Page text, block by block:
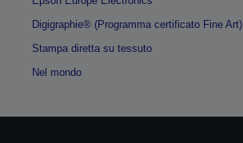
Digigraphie® (Programma certificato Fine Art)
Stampa diretta su tessuto
Nel mondo